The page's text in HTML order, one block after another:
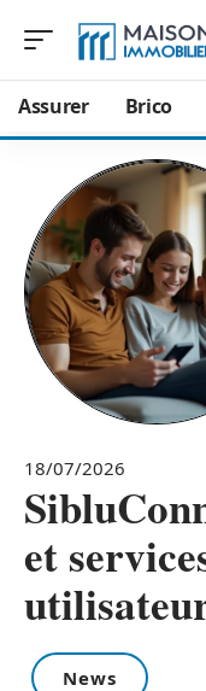
Assurer Brico
18/07/2026
et
News